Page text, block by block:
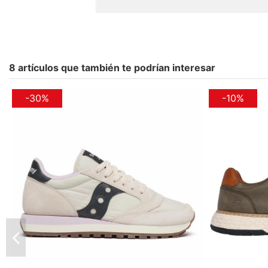
8 artículos que también te podrían interesar
-30% -10%